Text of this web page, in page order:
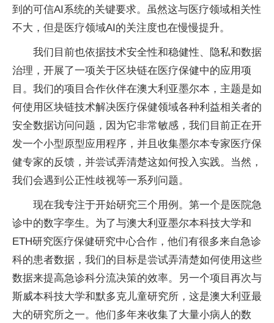
到的可信AI系统的关键要求。虽然这与医疗领域相关性
不大，但是医疗领域AI的关注度也在慢慢提升。
我们目前也依据技术安全性和稳健性、隐私和数据
治理，开展了一项关于区块链在医疗保健中的应用项
目。我们的项目合作伙伴在澳大利亚墨尔本，主题是如
何使用区块链技术解决医疗保健领域各种利益相关者的
安全数据访问问题，因为它非常敏感，我们目前正在开
发一个小型原型应用程序，并且收集墨尔本专家医疗保
健专家的反馈，并尝试弄清楚这如何投入实践。当然，
我们会遇到公正性歧视等一系列问题。
现在我专注于开始研究三个用例。第一个是医院急
诊中的数字孪生。为了与澳大利亚墨尔本科技大学和
ETH研究医疗保健研究中心合作，他们有很多来自急诊
科的患者数据，我们的目标是尝试弄清楚如何使用这些
数据来提高急诊科分流决策的效率。另一个项目再次与
斯威本科技大学和默多克儿童研究所，这是澳大利亚最
大的研究所之一。他们多年来收集了大量小病人的数